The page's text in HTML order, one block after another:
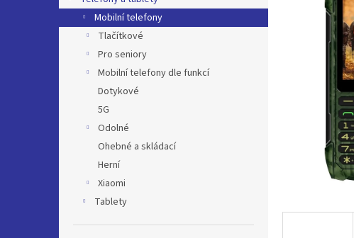
n
Mobilní telefony
Tlačítkové
Pro seniory
Mobilní telefony dle funkcí
Dotykové
5G
Odolné
Ohebné a skládací
Herní
Xiaomi
Tablety